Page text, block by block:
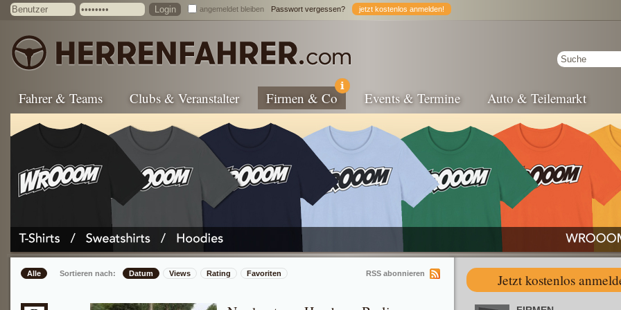
angemeldet bleiben Passwort vergessen? jetzt kostenlos anmelden!
Fahrer & Teams Clubs & Veranstalter Firmen & Co Events & Termine Auto & Teilemarkt
Alle Sortieren nach: Datum Views Rating Favoriten RSS abonnieren Jetzt kostenlos